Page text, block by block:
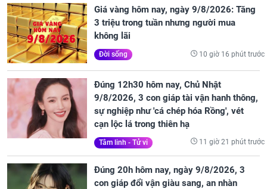
Giá vàng hôm nay, ngày 9/8/2026: Tăng
3 triệu trong tuần nhưng người mua
không lãi
Đời sống 10 giờ 16 phút trước
Đúng 12h30 hôm nay, Chủ Nhật
9/8/2026, 3 con giáp tài vận hanh thông,
sự nghiệp như 'cá chép hóa Rồng', vét
cạn lộc lá trong thiên hạ
Tâm linh - Tử vi 11 giờ 21 phút trước
Đúng 20h hôm nay, ngày 9/8/2026, 3
con giáp đổi vận giàu sang, an nhàn